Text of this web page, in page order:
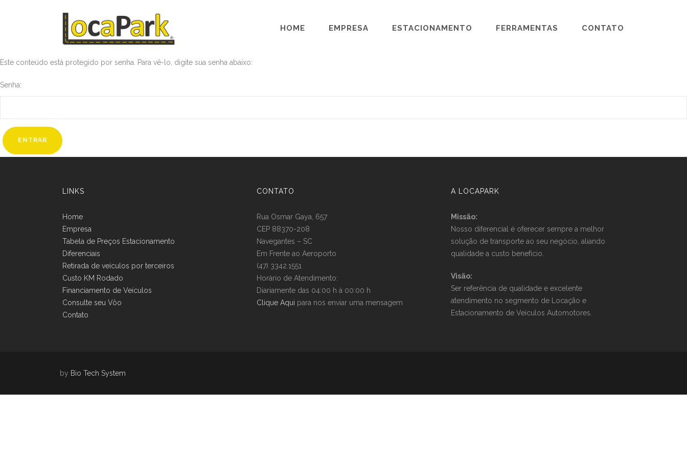
HOME EMPRESA ESTACIONAMENTO FERRAMENTAS CONTATO
Este conteúdo está protegido por senha. Para vê-lo, digite sua senha abaixo:
Senha:
LINKS
Home
Empresa
Tabela de Preços Estacionamento
Diferenciais
Retirada de veículos por terceiros
Custo KM Rodado
Financiamento de Veículos
Consulte seu Vôo
Contato
CONTATO
Rua Osmar Gaya, 657
CEP 88370-208
Navegantes – SC
Em Frente ao Aeroporto
(47) 3342.1551
Horário de Atendimento:
Diariamente das 04:00 h à 00:00 h
Clique Aqui para nos enviar uma mensagem
A LOCAPARK
Missão:
Nosso diferencial é oferecer sempre a melhor
solução de transporte ao seu negócio, aliando
qualidade a custo benefício.
Visão:
Ser referência de qualidade e excelente
atendimento no segmento de Locação e
Estacionamento de Veículos Automotores.
by Bio Tech System